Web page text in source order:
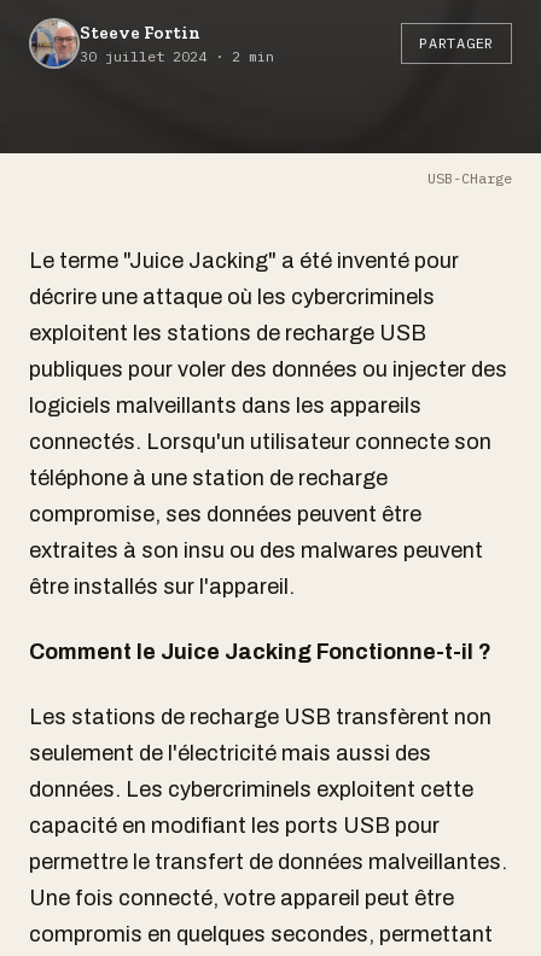
Steeve Fortin
30 juillet 2024 · 2 min
PARTAGER
USB-CHarge
Le terme "Juice Jacking" a été inventé pour
décrire une attaque où les cybercriminels
exploitent les stations de recharge USB
publiques pour voler des données ou injecter des
logiciels malveillants dans les appareils
connectés. Lorsqu'un utilisateur connecte son
téléphone à une station de recharge
compromise, ses données peuvent être
extraites à son insu ou des malwares peuvent
être installés sur l'appareil.
Comment le Juice Jacking Fonctionne-t-il ?
Les stations de recharge USB transfèrent non
seulement de l'électricité mais aussi des
données. Les cybercriminels exploitent cette
capacité en modifiant les ports USB pour
permettre le transfert de données malveillantes.
Une fois connecté, votre appareil peut être
compromis en quelques secondes, permettant